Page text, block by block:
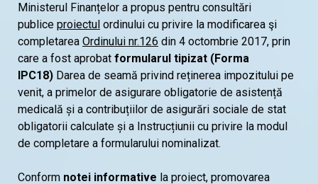
Ministerul Finanțelor a propus pentru consultări
publice proiectul ordinului cu privire la modificarea şi
completarea Ordinului nr.126 din 4 octombrie 2017, prin
care a fost aprobat formularul tipizat (Forma
IPC18) Darea de seamă privind reținerea impozitului pe
venit, a primelor de asigurare obligatorie de asistență
medicală și a contribuțiilor de asigurări sociale de stat
obligatorii calculate și a Instrucțiunii cu privire la modul
de completare a formularului nominalizat.
Conform notei informative la proiect, promovarea